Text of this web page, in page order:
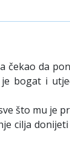
čekao da
bogat i
što mu je
cilja